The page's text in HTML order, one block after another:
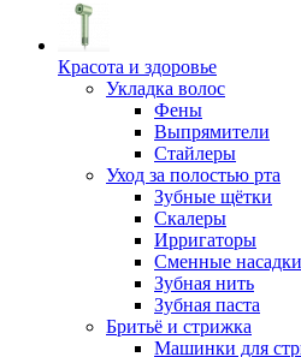
Красота и здоровье
Укладка волос
Фены
Выпрямители
Стайлеры
Уход за полостью рта
Зубные щётки
Скалеры
Ирригаторы
Сменные насадки
Зубная нить
Зубная паста
Бритьё и стрижка
Машинки для